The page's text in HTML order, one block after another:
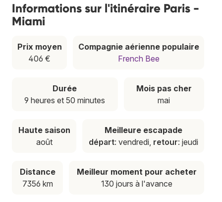
Informations sur l'itinéraire Paris -
Miami
Prix moyen
406 €
Compagnie aérienne populaire
French Bee
Durée
9 heures et 50 minutes
Mois pas cher
mai
Haute saison
août
Meilleure escapade
départ: vendredi, retour: jeudi
Distance
7356 km
Meilleur moment pour acheter
130 jours à l'avance